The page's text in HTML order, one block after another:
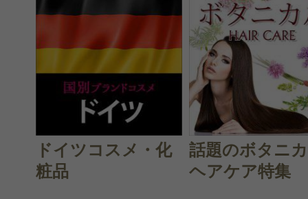
投稿日：2019年07月
こと 様／50代後半
ドイツコスメ・化
粧品
話題のボタニ
ヘアケア特集